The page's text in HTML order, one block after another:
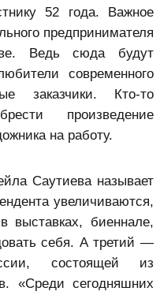
52 года. Важное
предпринимателя
Ведь сюда будут
современного
заказчики. Кто-то
произведение
на работу.
Саутиева называет
увеличиваются,
выставках, биеннале,
себя. А третий —
состоящей из
«Среди сегодняшних